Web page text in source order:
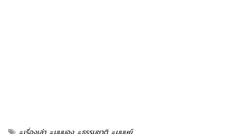
#เรื่องเล่า #มุมมอง #ธรรมชาติ #มนุษย์